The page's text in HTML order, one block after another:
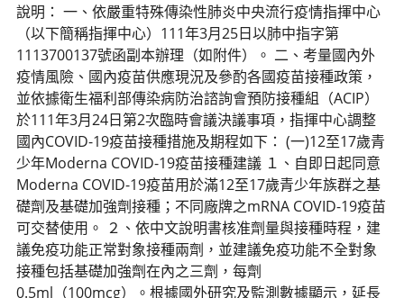
說明： 一、依嚴重特殊傳染性肺炎中央流行疫情指揮中心
（以下簡稱指揮中心）111年3月25日以肺中指字第
1113700137號函副本辦理（如附件）。 二、考量國內外
疫情風險、國內疫苗供應現況及參酌各國疫苗接種政策，
並依據衛生福利部傳染病防治諮詢會預防接種組（ACIP）
於111年3月24日第2次臨時會議決議事項，指揮中心調整
國內COVID-19疫苗接種措施及期程如下： (一)12至17歲青
少年Moderna COVID-19疫苗接種建議 １、自即日起同意
Moderna COVID-19疫苗用於滿12至17歲青少年族群之基
礎劑及基礎加強劑接種；不同廠牌之mRNA COVID-19疫苗
可交替使用。 ２、依中文說明書核准劑量與接種時程，建
議免疫功能正常對象接種兩劑，並建議免疫功能不全對象
接種包括基礎加強劑在內之三劑，每劑
0.5ml（100mcg）。根據國外研究及監測數據顯示，延長